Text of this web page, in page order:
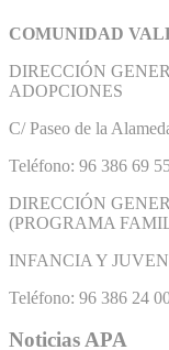
COMUNIDAD
DIRECCIÓN
ADOPCIONES
C/ Paseo de la
Teléfono: 96 386 69
DIRECCIÓN
(PROGRAMA
INFANCIA Y
Teléfono: 96 386 24
Noticias APA